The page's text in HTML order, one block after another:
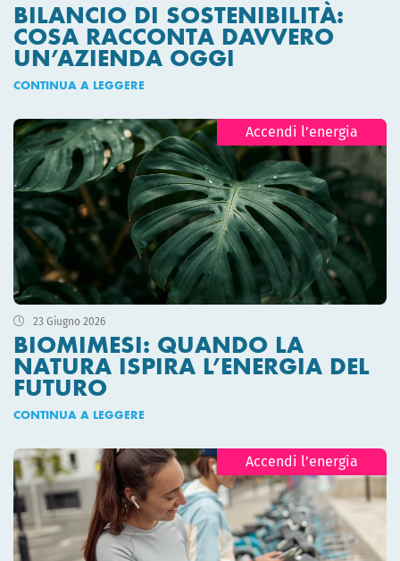
BILANCIO DI SOSTENIBILITÀ:
COSA RACCONTA DAVVERO
UN’AZIENDA OGGI
CONTINUA A LEGGERE
Accendi l’energia
23 Giugno 2026
BIOMIMESI: QUANDO LA
NATURA ISPIRA L’ENERGIA DEL
FUTURO
CONTINUA A LEGGERE
Accendi l’energia